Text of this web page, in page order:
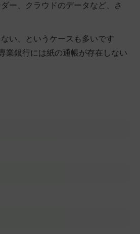
ー、クラウドのデータなど、さ
い、というケースも多いです
業銀行には紙の通帳が存在しない